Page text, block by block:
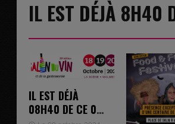
IL EST DÉJÀ 8H40
IL EST DÉJÀ
08H40 DE CE 08